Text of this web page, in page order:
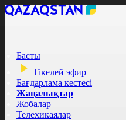
Басты
Тікелей эфир
Бағдарлама кестесі
Жаңалықтар
Жобалар
Телехикаялар